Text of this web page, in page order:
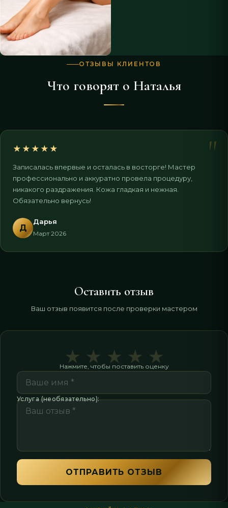
ОТЗЫВЫ КЛИЕНТОВ
Что говорят о Наталья
"
★ ★ ★ ★ ★
Записалась впервые и осталась в восторге! Мастер
профессионально и аккуратно провела процедуру,
никакого раздражения. Кожа гладкая и нежная.
Обязательно вернусь!
Д
Дарья
Март 2026
Оставить отзыв
Ваш отзыв появится после проверки мастером
★ ★ ★ ★ ★
Нажмите, чтобы поставить оценку
Услуга (необязательно):
ОТПРАВИТЬ ОТЗЫВ